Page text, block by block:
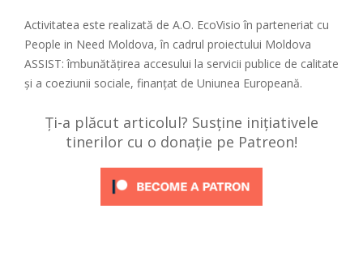
Activitatea este realizată de A.O. EcoVisio în parteneriat cu
People in Need Moldova, în cadrul proiectului Moldova
ASSIST: îmbunătățirea accesului la servicii publice de calitate
și a coeziunii sociale, finanțat de Uniunea Europeană.
Ți-a plăcut articolul? Susține inițiativele
tinerilor cu o donație pe Patreon!